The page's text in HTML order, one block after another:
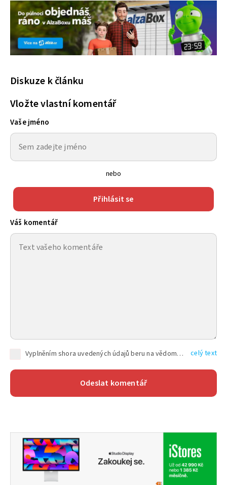
Diskuze k článku
Vložte vlastní komentář
Vaše jméno
nebo
Přihlásit se
Váš komentář
Vyplněním shora uvedených údajů beru na vědomí, že společnost TEXT FACTORY s.r.o., sídlem Brno, Durďákova 336/29, Černá Pole, PSČ: 613 00, IČ: 06157831, zapsané u Krajského soudu v Brně, oddíl C, vložka 100399, bude zpracovávat mé osobní údaje uvedené v rámci mnou vyplněného registračního formuláře na základě oprávněných zájmů TEXT FACTORY s.r.o. dle čl. 6 odst. 1 písm. f) GDPR a pro splnění právních povinností (čl. 6 odst. 1 písm. c) GDPR), a to pro tyto účely: nezbytnost zajistit oprávnění návštěvníka webových stránek provozovaných společností TEXT FACTORY s.r.o. přispívat aktivně ke zveřejněným článkům nebo v rámci diskusních fór a výkon práv TEXT FACTORY s.r.o. jako administrátora těchto diskusních fór. Více informací o zpracování osobních údajů a právech lze nalézt v celý text